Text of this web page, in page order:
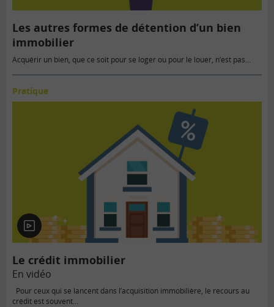
Les autres formes de détention d’un bien
immobilier
Acquérir un bien, que ce soit pour se loger ou pour le louer, n’est pas...
Pratique
En
vidéo
Le crédit immobilier
En vidéo
Pour ceux qui se lancent dans l’acquisition immobilière, le recours au
crédit est souvent...